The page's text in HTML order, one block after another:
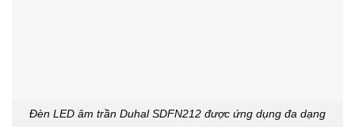
Đèn LED âm trần Duhal SDFN212 được ứng dụng đa dạng